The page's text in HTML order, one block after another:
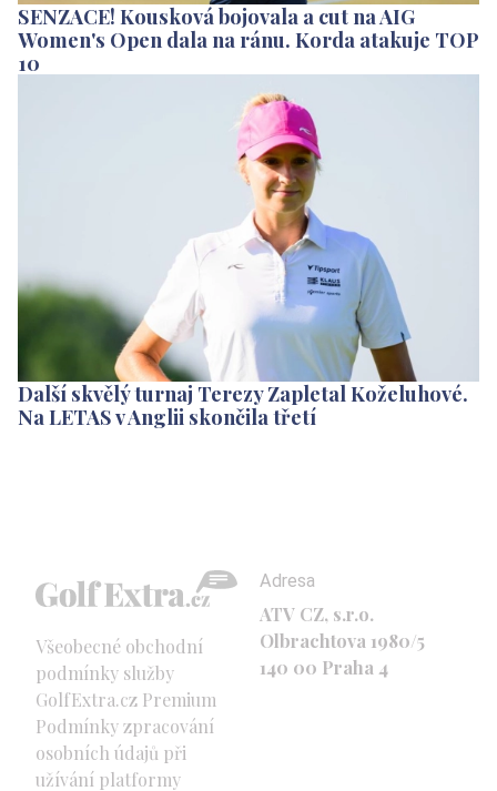
SENZACE! Kousková bojovala a cut na AIG
Women's Open dala na ránu. Korda atakuje TOP
10
Další skvělý turnaj Terezy Zapletal Koželuhové.
Na LETAS v Anglii skončila třetí
Všeobecné obchodní
podmínky služby
GolfExtra.cz Premium
Podmínky zpracování
osobních údajů při
užívání platformy
Adresa
ATV CZ, s.r.o.
Olbrachtova 1980/5
140 00 Praha 4